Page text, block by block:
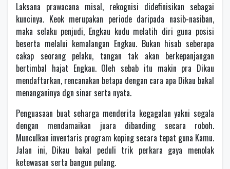
Laksana prawacana misal, rekognisi didefinisikan sebagai
kuncinya. Keok merupakan periode daripada nasib-nasiban,
maka selaku penjudi, Engkau kudu melatih diri guna posisi
beserta melalui kemalangan Engkau. Bukan hisab seberapa
cakap seorang pelaku, tangan tak akan berkepanjangan
bertimbal hajat Engkau. Oleh sebab itu makin pra Dikau
mendaftarkan, rencanakan betapa dengan cara apa Dikau bakal
menanganinya dgn sinar serta nyata.
Penguasaan buat seharga menderita kegagalan yakni segala
dengan mendamaikan juara dibanding secara roboh.
Munculkan inventaris program koping secara tepat guna Kamu.
Jalan ini, Dikau bakal peduli trik perkara gaya menolak
ketewasan serta bangun pulang.